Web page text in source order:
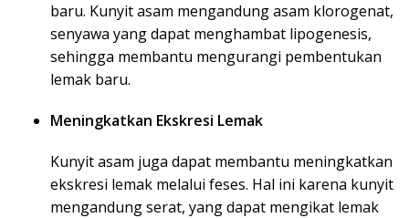
baru. Kunyit asam mengandung asam klorogenat,
senyawa yang dapat menghambat lipogenesis,
sehingga membantu mengurangi pembentukan
lemak baru.
Meningkatkan Ekskresi Lemak
Kunyit asam juga dapat membantu meningkatkan
ekskresi lemak melalui feses. Hal ini karena kunyit
mengandung serat, yang dapat mengikat lemak